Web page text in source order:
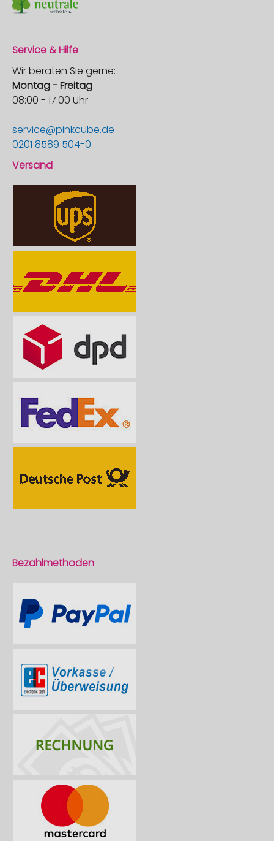
Service & Hilfe
Wir beraten Sie gerne:
Montag - Freitag
08:00 - 17:00 Uhr
service@pinkcube.de
0201 8589 504-0
Versand
Bezahlmethoden